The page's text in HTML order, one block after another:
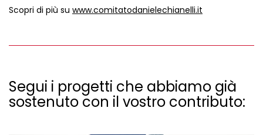
Scopri di più su www.comitatodanielechianelli.it
Segui i progetti che abbiamo già
sostenuto con il vostro contributo: